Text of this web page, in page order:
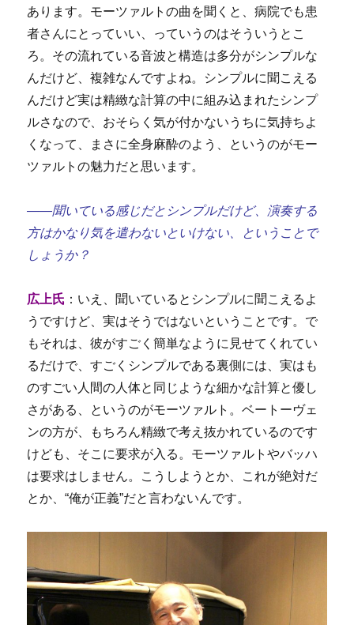
あります。モーツァルトの曲を聞くと、病院でも患
者さんにとっていい、っていうのはそういうとこ
ろ。その流れている音波と構造は多分がシンプルな
んだけど、複雑なんですよね。シンプルに聞こえる
んだけど実は精緻な計算の中に組み込まれたシンプ
ルさなので、おそらく気が付かないうちに気持ちよ
くなって、まさに全身麻酔のよう、というのがモー
ツァルトの魅力だと思います。
――聞いている感じだとシンプルだけど、演奏する
方はかなり気を遣わないといけない、ということで
しょうか？
広上氏 ：いえ、聞いているとシンプルに聞こえるよ
うですけど、実はそうではないということです。で
もそれは、彼がすごく簡単なように見せてくれてい
るだけで、すごくシンプルである裏側には、実はも
のすごい人間の人体と同じような細かな計算と優し
さがある、というのがモーツァルト。ベートーヴェ
ンの方が、もちろん精緻で考え抜かれているのです
けども、そこに要求が入る。モーツァルトやバッハ
は要求はしません。こうしようとか、これが絶対だ
とか、“俺が正義”だと言わないんです。